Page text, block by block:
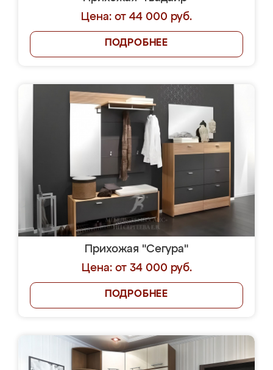
Цена: от 44 000 руб.
ПОДРОБНЕЕ
Прихожая "Сегура"
Цена: от 34 000 руб.
ПОДРОБНЕЕ